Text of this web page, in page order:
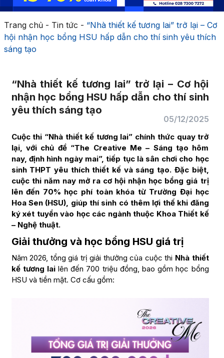
Trang chủ- Tin tức - “Nhà thiết kế tương lai” trở lại – Cơ
hội nhận học bổng HSU hấp dẫn cho thí sinh yêu thích
sáng tạo
“Nhà thiết kế tương lai” trở lại – Cơ hội
nhận học bổng HSU hấp dẫn cho thí sinh
yêu thích sáng tạo
05/12/2025
Cuộc thi “Nhà thiết kế tương lai” chính thức quay trở
lại, với chủ đề “The Creative Me – Sáng tạo hôm
nay, định hình ngày mai”, tiếp tục là sân chơi cho học
sinh THPT yêu thích thiết kế và sáng tạo. Đặc biệt,
cuộc thi năm nay mở ra cơ hội nhận học bổng giá trị
lên đến 70% học phí toàn khóa từ Trường Đại học
Hoa Sen (HSU), giúp thí sinh có thêm lợi thế khi đăng
ký xét tuyển vào học các ngành thuộc Khoa Thiết kế
– Nghệ thuật.
Giải thưởng và học bổng HSU giá trị
Năm 2026, tổng giá trị giải thưởng của cuộc thi Nhà thiết
kế tương lailên đến 700 triệu đồng, bao gồm học bổng
HSU và tiền mặt. Cơ cấu gồm: